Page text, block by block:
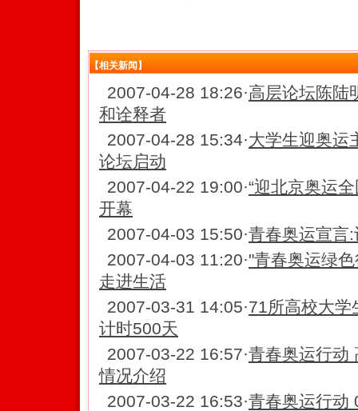
【相关新闻】
2007-04-28 18:26·高层论坛陈陆
和诠释者
2007-04-28 15:34·大学生迎奥运
论坛启动
2007-04-22 19:00·“迎北京奥运
开幕
2007-04-03 15:50·青春奥运宣言
2007-04-03 11:20·"青春奥运绿
走进生活
2007-03-31 14:05·71所高校大学
计时500天
2007-03-22 16:57·青春奥运行动
情况介绍
2007-03-22 16:53·青春奥运行动